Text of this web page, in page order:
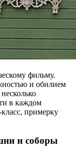
фильму.
и обилием
в каждом
примерку
и соборы